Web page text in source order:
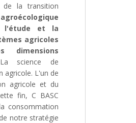
de la transition
l'étude et la
agricoles
dimensions
science de
agricole. L'un de
agricole et du
fin, C BASC
consommation
notre stratégie